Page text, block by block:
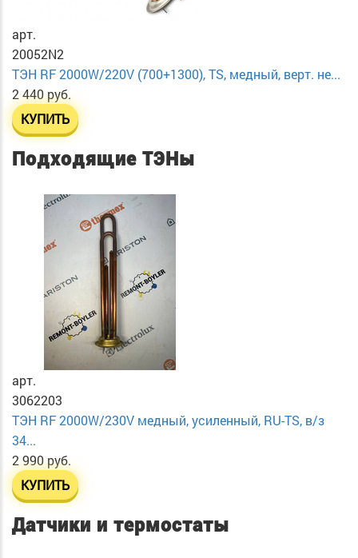
арт.
20052N2
ТЭН RF 2000W/220V (700+1300), TS, медный, верт. не...
2 440 руб.
КУПИТЬ
Подходящие ТЭНы
арт.
3062203
ТЭН RF 2000W/230V медный, усиленный, RU-TS, в/з
34...
2 990 руб.
КУПИТЬ
Датчики и термостаты